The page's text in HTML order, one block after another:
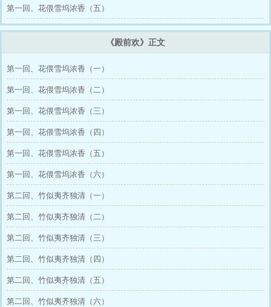
第一回、花偎雪坞浓香（五）
《殿前欢》正文
第一回、花偎雪坞浓香（一）
第一回、花偎雪坞浓香（二）
第一回、花偎雪坞浓香（三）
第一回、花偎雪坞浓香（四）
第一回、花偎雪坞浓香（五）
第一回、花偎雪坞浓香（六）
第二回、竹似夷齐独清（一）
第二回、竹似夷齐独清（二）
第二回、竹似夷齐独清（三）
第二回、竹似夷齐独清（四）
第二回、竹似夷齐独清（五）
第二回、竹似夷齐独清（六）